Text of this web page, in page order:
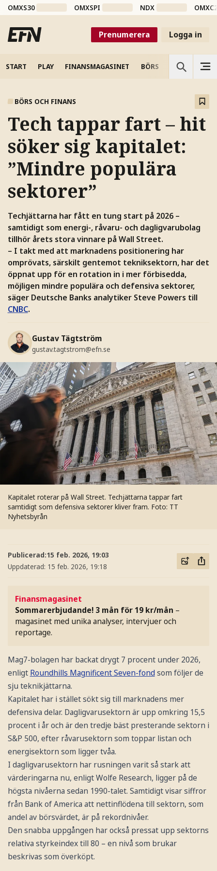
OMXS30 OMXSPI NDX
Prenumerera Logga in
START PLAY FINANSMAGASINET BÖRS VETENSKAP
BÖRS OCH FINANS
Tech tappar fart – hit
söker sig kapitalet:
”Mindre populära
sektorer”
Techjättarna har fått en tung start på 2026 –
samtidigt som energi-, råvaru- och dagligvarubolag
tillhör årets stora vinnare på Wall Street.
– I takt med att marknadens positionering har
omprövats, särskilt gentemot tekniksektorn, har det
öppnat upp för en rotation in i mer förbisedda,
möjligen mindre populära och defensiva sektorer,
säger Deutsche Banks analytiker Steve Powers till
CNBC.
Gustav Tägtström
gustav.tagtstrom@efn.se
Kapitalet roterar på Wall Street. Techjättarna tappar fart
samtidigt som defensiva sektorer kliver fram. Foto: TT
Nyhetsbyrån
Publicerad:15 feb. 2026, 19:03
Uppdaterad: 15 feb. 2026, 19:18
Finansmagasinet
Sommarerbjudande! 3 mån för 19 kr/mån –
magasinet med unika analyser, intervjuer och
reportage.
Mag7-bolagen har backat drygt 7 procent under 2026,
enligt Roundhills Magnificent Seven-fondsom följer de
sju teknikjättarna.
Kapitalet har i stället sökt sig till marknadens mer
defensiva delar. Dagligvarusektorn är upp omkring 15,5
procent i år och är den tredje bäst presterande sektorn i
S&P 500, efter råvarusektorn som toppar listan och
energisektorn som ligger tvåa.
I dagligvarusektorn har rusningen varit så stark att
värderingarna nu, enligt Wolfe Research, ligger på de
högsta nivåerna sedan 1990-talet. Samtidigt visar siffror
från Bank of America att nettinflödena till sektorn, som
andel av börsvärdet, är på rekordnivåer.
Den snabba uppgången har också pressat upp sektorns
relativa styrkeindex till 80 – en nivå som brukar
beskrivas som överköpt.